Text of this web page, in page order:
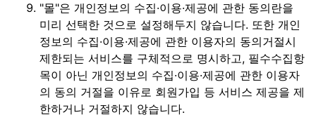
"몰"은 개인정보의 수집·이용·제공에 관한 동의란을
미리 선택한 것으로 설정해두지 않습니다. 또한 개인
정보의 수집·이용·제공에 관한 이용자의 동의거절시
제한되는 서비스를 구체적으로 명시하고, 필수수집항
목이 아닌 개인정보의 수집·이용·제공에 관한 이용자
의 동의 거절을 이유로 회원가입 등 서비스 제공을 제
한하거나 거절하지 않습니다.